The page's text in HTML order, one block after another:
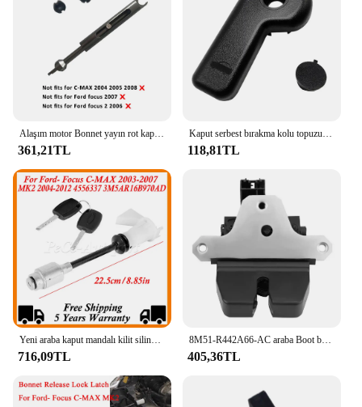
your store or purchase for personal use, the maxem
set is an excellent choice for anyone who values
both functionality and style.
Alaşım motor Bonnet yayın rot kaput kilidi mandal ön izgara bağlantı tamir kiti ford focus 2 Mk2 C-MAX aksesuarları için
361,21TL
Kaput serbest bırakma kolu topuzu kaput mandalı çekme kolu 2012-2015 Ford Focus/c-max için kolu
118,81TL
Yeni araba kaput mandalı kilit silindir tamir kiti Ford- Focus C-MAX 2003-2007 MK2 2004-2012 4556337 3M5AR16B970AD 2 tuşları ile
716,09TL
8M51-R442A66-AC araba Boot bagaj kapağı kilit mandalı Ford Focus MK2 c-max için MK1 Kuga MK1 Mondeo MK4 1856670 1317317 3r442a66al
405,36TL